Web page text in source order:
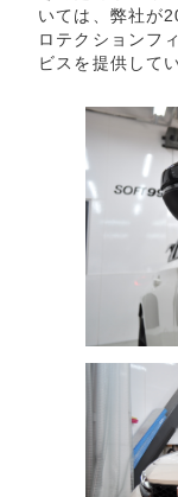
いては、弊社が
ロテクションフ
ビスを提供して